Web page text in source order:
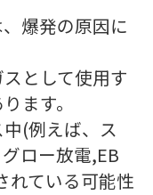
爆発の原因に
として使用す
ます。
(例えば、ス
ロー放電,EB
れている可能性